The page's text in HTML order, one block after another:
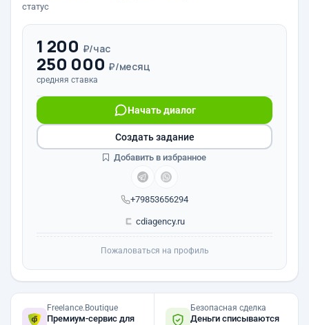
статус
1 200 ₽/час
250 000 ₽/месяц
средняя ставка
+79853656294
Начать диалог
cdiagency.ru
Создать задание
Добавить в избранное
Пожаловаться на профиль
Freelance.Boutique
Премиум-сервис для
Безопасная сделка
Деньги списываются